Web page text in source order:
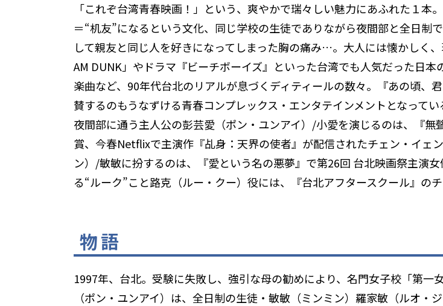
「これぞ台湾青春映画！」という、爽やかで瑞々しい魅力にあふれた１
＝“机友”になるという文化、同じ学校の生徒でありながら夜間部と全日制
して親友と同じ人を好きになってしまった胸の痛み…。大人には懐かしく
AM DUNK」やドラマ『ビーチボーイズ』といった台湾でも人気だった日
楽曲など、90年代台北のリアルが息づくディティールの数々。『あの頃、
賛するのもうなずける青春コンプレックス・エンタテインメントとなってい
夜間部に通う主人公の彭芸愛（ポン・ユンアイ）/小愛を演じるのは、『
賞、今春Netflixで主演作『乩身：天界の使者』が配信されたチェン・イェ
ン）/敏敏に扮するのは、『愛という名の悪夢』で第26回 台北映画祭主演
る“ルーク”こと路克（ルー・クー）役には、『台北アフタースクール』の
物語
1997年、台北。受験に失敗し、強引な母の勧めにより、名門女子校「第
（ポン・ユンアイ）は、全日制の生徒・敏敏（ミンミン）――羅家敏（ルオ